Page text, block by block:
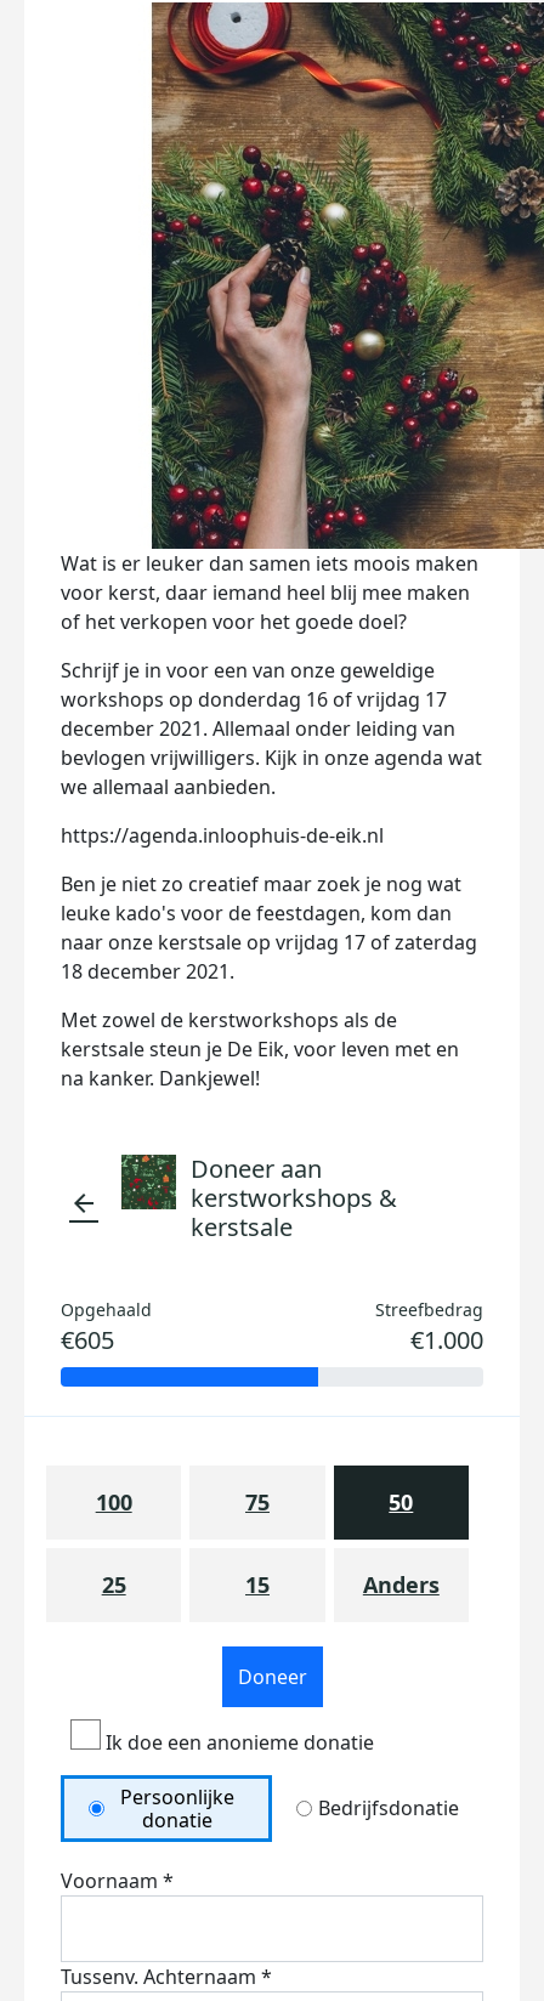
Wat is er leuker dan samen iets moois maken
voor kerst, daar iemand heel blij mee maken
of het verkopen voor het goede doel?
Schrijf je in voor een van onze geweldige
workshops op donderdag 16 of vrijdag 17
december 2021. Allemaal onder leiding van
bevlogen vrijwilligers. Kijk in onze agenda wat
we allemaal aanbieden.
https://agenda.inloophuis-de-eik.nl
Ben je niet zo creatief maar zoek je nog wat
leuke kado's voor de feestdagen, kom dan
naar onze kerstsale op vrijdag 17 of zaterdag
18 december 2021.
Met zowel de kerstworkshops als de
kerstsale steun je De Eik, voor leven met en
na kanker. Dankjewel!
arrow_back
Doneer aan
kerstworkshops &
kerstsale
Opgehaald
€605
Streefbedrag
€1.000
100 75 50
25 15 Anders
Doneer
Ik doe een anonieme donatie
Persoonlijke
donatie
Bedrijfsdonatie
Voornaam *
Tussenv. Achternaam *